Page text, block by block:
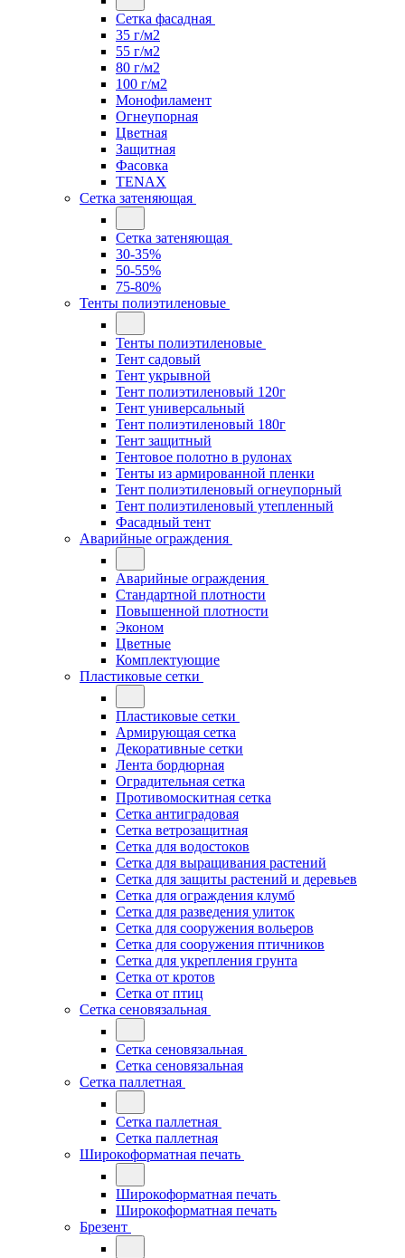
Сетка фасадная
35 г/м2
55 г/м2
80 г/м2
100 г/м2
Монофиламент
Огнеупорная
Цветная
Защитная
Фасовка
TENAX
Сетка затеняющая
Сетка затеняющая
30-35%
50-55%
75-80%
Тенты полиэтиленовые
Тенты полиэтиленовые
Тент садовый
Тент укрывной
Тент полиэтиленовый 120г
Тент универсальный
Тент полиэтиленовый 180г
Тент защитный
Тентовое полотно в рулонах
Тенты из армированной пленки
Тент полиэтиленовый огнеупорный
Тент полиэтиленовый утепленный
Фасадный тент
Аварийные ограждения
Аварийные ограждения
Стандартной плотности
Повышенной плотности
Эконом
Цветные
Комплектующие
Пластиковые сетки
Пластиковые сетки
Армирующая сетка
Декоративные сетки
Лента бордюрная
Оградительная сетка
Противомоскитная сетка
Сетка антиградовая
Сетка ветрозащитная
Сетка для водостоков
Сетка для выращивания растений
Сетка для защиты растений и деревьев
Сетка для ограждения клумб
Сетка для разведения улиток
Сетка для сооружения вольеров
Сетка для сооружения птичников
Сетка для укрепления грунта
Сетка от кротов
Сетка от птиц
Сетка сеновязальная
Сетка сеновязальная
Сетка сеновязальная
Сетка паллетная
Сетка паллетная
Сетка паллетная
Широкоформатная печать
Широкоформатная печать
Широкоформатная печать
Брезент